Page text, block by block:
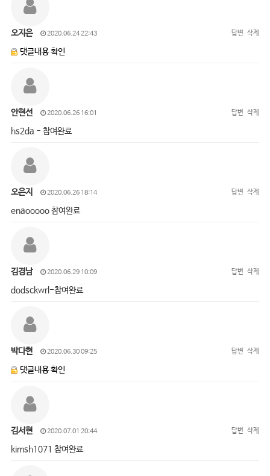
오지은 2020.06.24 22:43 답변 삭제
댓글내용 확인
안현선 2020.06.26 16:01 답변 삭제
hs2da - 참여완료
오은지 2020.06.26 18:14 답변 삭제
enaooooo 참여완료
김경남 2020.06.29 10:09 답변 삭제
dodsckwrl-참여완료
박다현 2020.06.30 09:25 답변 삭제
댓글내용 확인
김서현 2020.07.01 20:44 답변 삭제
kimsh1071 참여완료